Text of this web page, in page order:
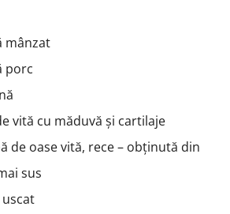
mânzat
porc
vită cu măduvă și cartilaje
de oase vită, rece – obținută din
sus